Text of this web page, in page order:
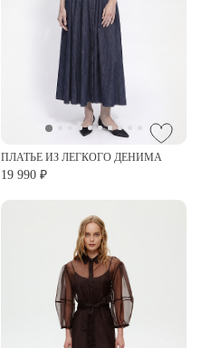
ПЛАТЬЕ ИЗ ЛЕГКОГО ДЕНИМА
19 990 ₽